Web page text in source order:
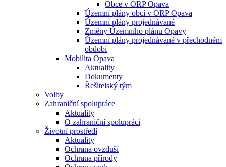
Obce v ORP Opava
Územní plány obcí v ORP Opava
Územní plány projednávané
Změny Územního plánu Opavy
Územní plány projednávané v přechodném
období
Mobilita Opava
Aktuality
Dokumenty
Řešitelský tým
Volby
Zahraniční spolupráce
Aktuality
O zahraniční spolupráci
Životní prostředí
Aktuality
Ochrana ovzduší
Ochrana přírody